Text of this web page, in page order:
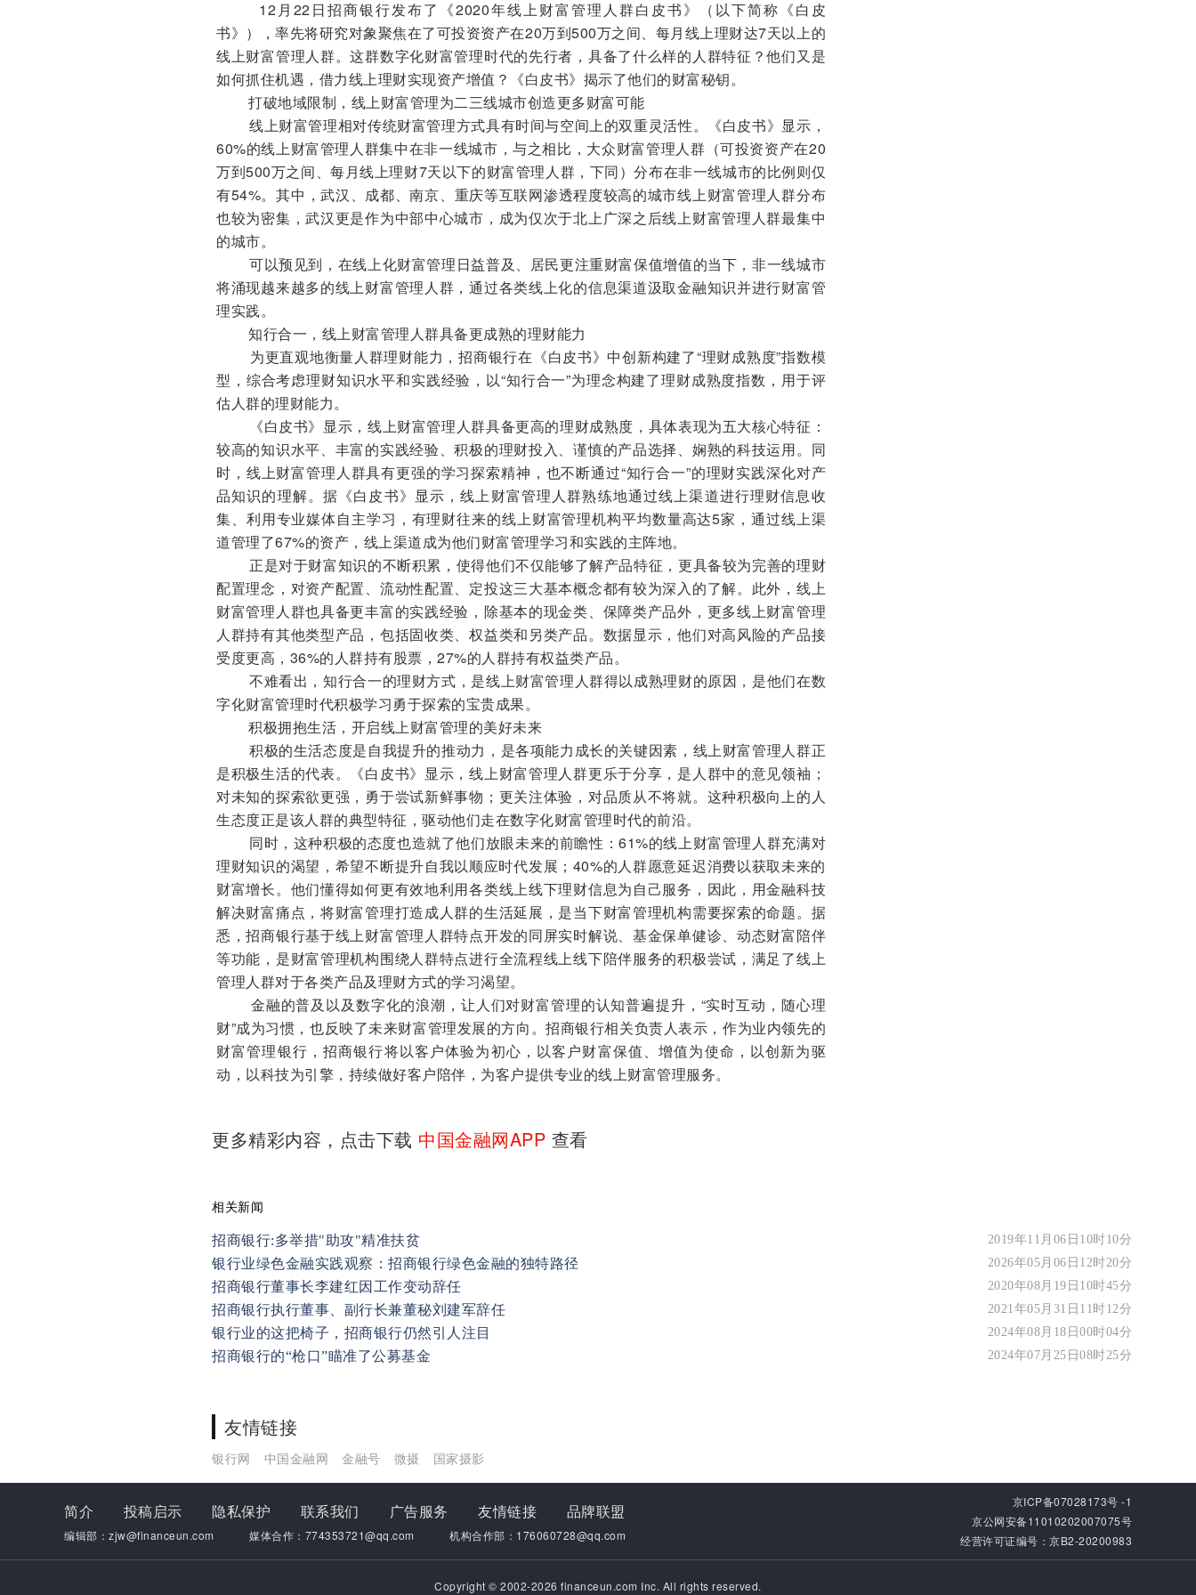
12月22日招商银行发布了《2020年线上财富管理人群白皮书》（以下简称《白皮
书》），率先将研究对象聚焦在了可投资资产在20万到500万之间、每月线上理财达7天以上的
线上财富管理人群。这群数字化财富管理时代的先行者，具备了什么样的人群特征？他们又是
如何抓住机遇，借力线上理财实现资产增值？《白皮书》揭示了他们的财富秘钥。
打破地域限制，线上财富管理为二三线城市创造更多财富可能
线上财富管理相对传统财富管理方式具有时间与空间上的双重灵活性。《白皮书》显示，
60%的线上财富管理人群集中在非一线城市，与之相比，大众财富管理人群（可投资资产在20
万到500万之间、每月线上理财7天以下的财富管理人群，下同）分布在非一线城市的比例则仅
有54%。其中，武汉、成都、南京、重庆等互联网渗透程度较高的城市线上财富管理人群分布
也较为密集，武汉更是作为中部中心城市，成为仅次于北上广深之后线上财富管理人群最集中
的城市。
可以预见到，在线上化财富管理日益普及、居民更注重财富保值增值的当下，非一线城市
将涌现越来越多的线上财富管理人群，通过各类线上化的信息渠道汲取金融知识并进行财富管
理实践。
知行合一，线上财富管理人群具备更成熟的理财能力
为更直观地衡量人群理财能力，招商银行在《白皮书》中创新构建了“理财成熟度”指数模
型，综合考虑理财知识水平和实践经验，以“知行合一”为理念构建了理财成熟度指数，用于评
估人群的理财能力。
《白皮书》显示，线上财富管理人群具备更高的理财成熟度，具体表现为五大核心特征：
较高的知识水平、丰富的实践经验、积极的理财投入、谨慎的产品选择、娴熟的科技运用。同
时，线上财富管理人群具有更强的学习探索精神，也不断通过“知行合一”的理财实践深化对产
品知识的理解。据《白皮书》显示，线上财富管理人群熟练地通过线上渠道进行理财信息收
集、利用专业媒体自主学习，有理财往来的线上财富管理机构平均数量高达5家，通过线上渠
道管理了67%的资产，线上渠道成为他们财富管理学习和实践的主阵地。
正是对于财富知识的不断积累，使得他们不仅能够了解产品特征，更具备较为完善的理财
配置理念，对资产配置、流动性配置、定投这三大基本概念都有较为深入的了解。此外，线上
财富管理人群也具备更丰富的实践经验，除基本的现金类、保障类产品外，更多线上财富管理
人群持有其他类型产品，包括固收类、权益类和另类产品。数据显示，他们对高风险的产品接
受度更高，36%的人群持有股票，27%的人群持有权益类产品。
不难看出，知行合一的理财方式，是线上财富管理人群得以成熟理财的原因，是他们在数
字化财富管理时代积极学习勇于探索的宝贵成果。
积极拥抱生活，开启线上财富管理的美好未来
积极的生活态度是自我提升的推动力，是各项能力成长的关键因素，线上财富管理人群正
是积极生活的代表。《白皮书》显示，线上财富管理人群更乐于分享，是人群中的意见领袖；
对未知的探索欲更强，勇于尝试新鲜事物；更关注体验，对品质从不将就。这种积极向上的人
生态度正是该人群的典型特征，驱动他们走在数字化财富管理时代的前沿。
同时，这种积极的态度也造就了他们放眼未来的前瞻性：61%的线上财富管理人群充满对
理财知识的渴望，希望不断提升自我以顺应时代发展；40%的人群愿意延迟消费以获取未来的
财富增长。他们懂得如何更有效地利用各类线上线下理财信息为自己服务，因此，用金融科技
解决财富痛点，将财富管理打造成人群的生活延展，是当下财富管理机构需要探索的命题。据
悉，招商银行基于线上财富管理人群特点开发的同屏实时解说、基金保单健诊、动态财富陪伴
等功能，是财富管理机构围绕人群特点进行全流程线上线下陪伴服务的积极尝试，满足了线上
管理人群对于各类产品及理财方式的学习渴望。
金融的普及以及数字化的浪潮，让人们对财富管理的认知普遍提升，“实时互动，随心理
财”成为习惯，也反映了未来财富管理发展的方向。招商银行相关负责人表示，作为业内领先的
财富管理银行，招商银行将以客户体验为初心，以客户财富保值、增值为使命，以创新为驱
动，以科技为引擎，持续做好客户陪伴，为客户提供专业的线上财富管理服务。
更多精彩内容，点击下载 中国金融网APP 查看
相关新闻
招商银行:多举措"助攻"精准扶贫 2019年11月06日10时10分
银行业绿色金融实践观察：招商银行绿色金融的独特路径 2026年05月06日12时20分
招商银行董事长李建红因工作变动辞任 2020年08月19日10时45分
招商银行执行董事、副行长兼董秘刘建军辞任 2021年05月31日11时12分
银行业的这把椅子，招商银行仍然引人注目 2024年08月18日00时04分
招商银行的“枪口”瞄准了公募基金 2024年07月25日08时25分
友情链接
银行网 中国金融网 金融号 微摄 国家摄影
简介 投稿启示 隐私保护 联系我们 广告服务 友情链接 品牌联盟
编辑部：zjw@financeun.com 媒体合作：774353721@qq.com 机构合作部：176060728@qq.com
京ICP备07028173号 -1
京公网安备11010202007075号
经营许可证编号：京B2-20200983
Copyright © 2002-2026 financeun.com Inc. All rights reserved.